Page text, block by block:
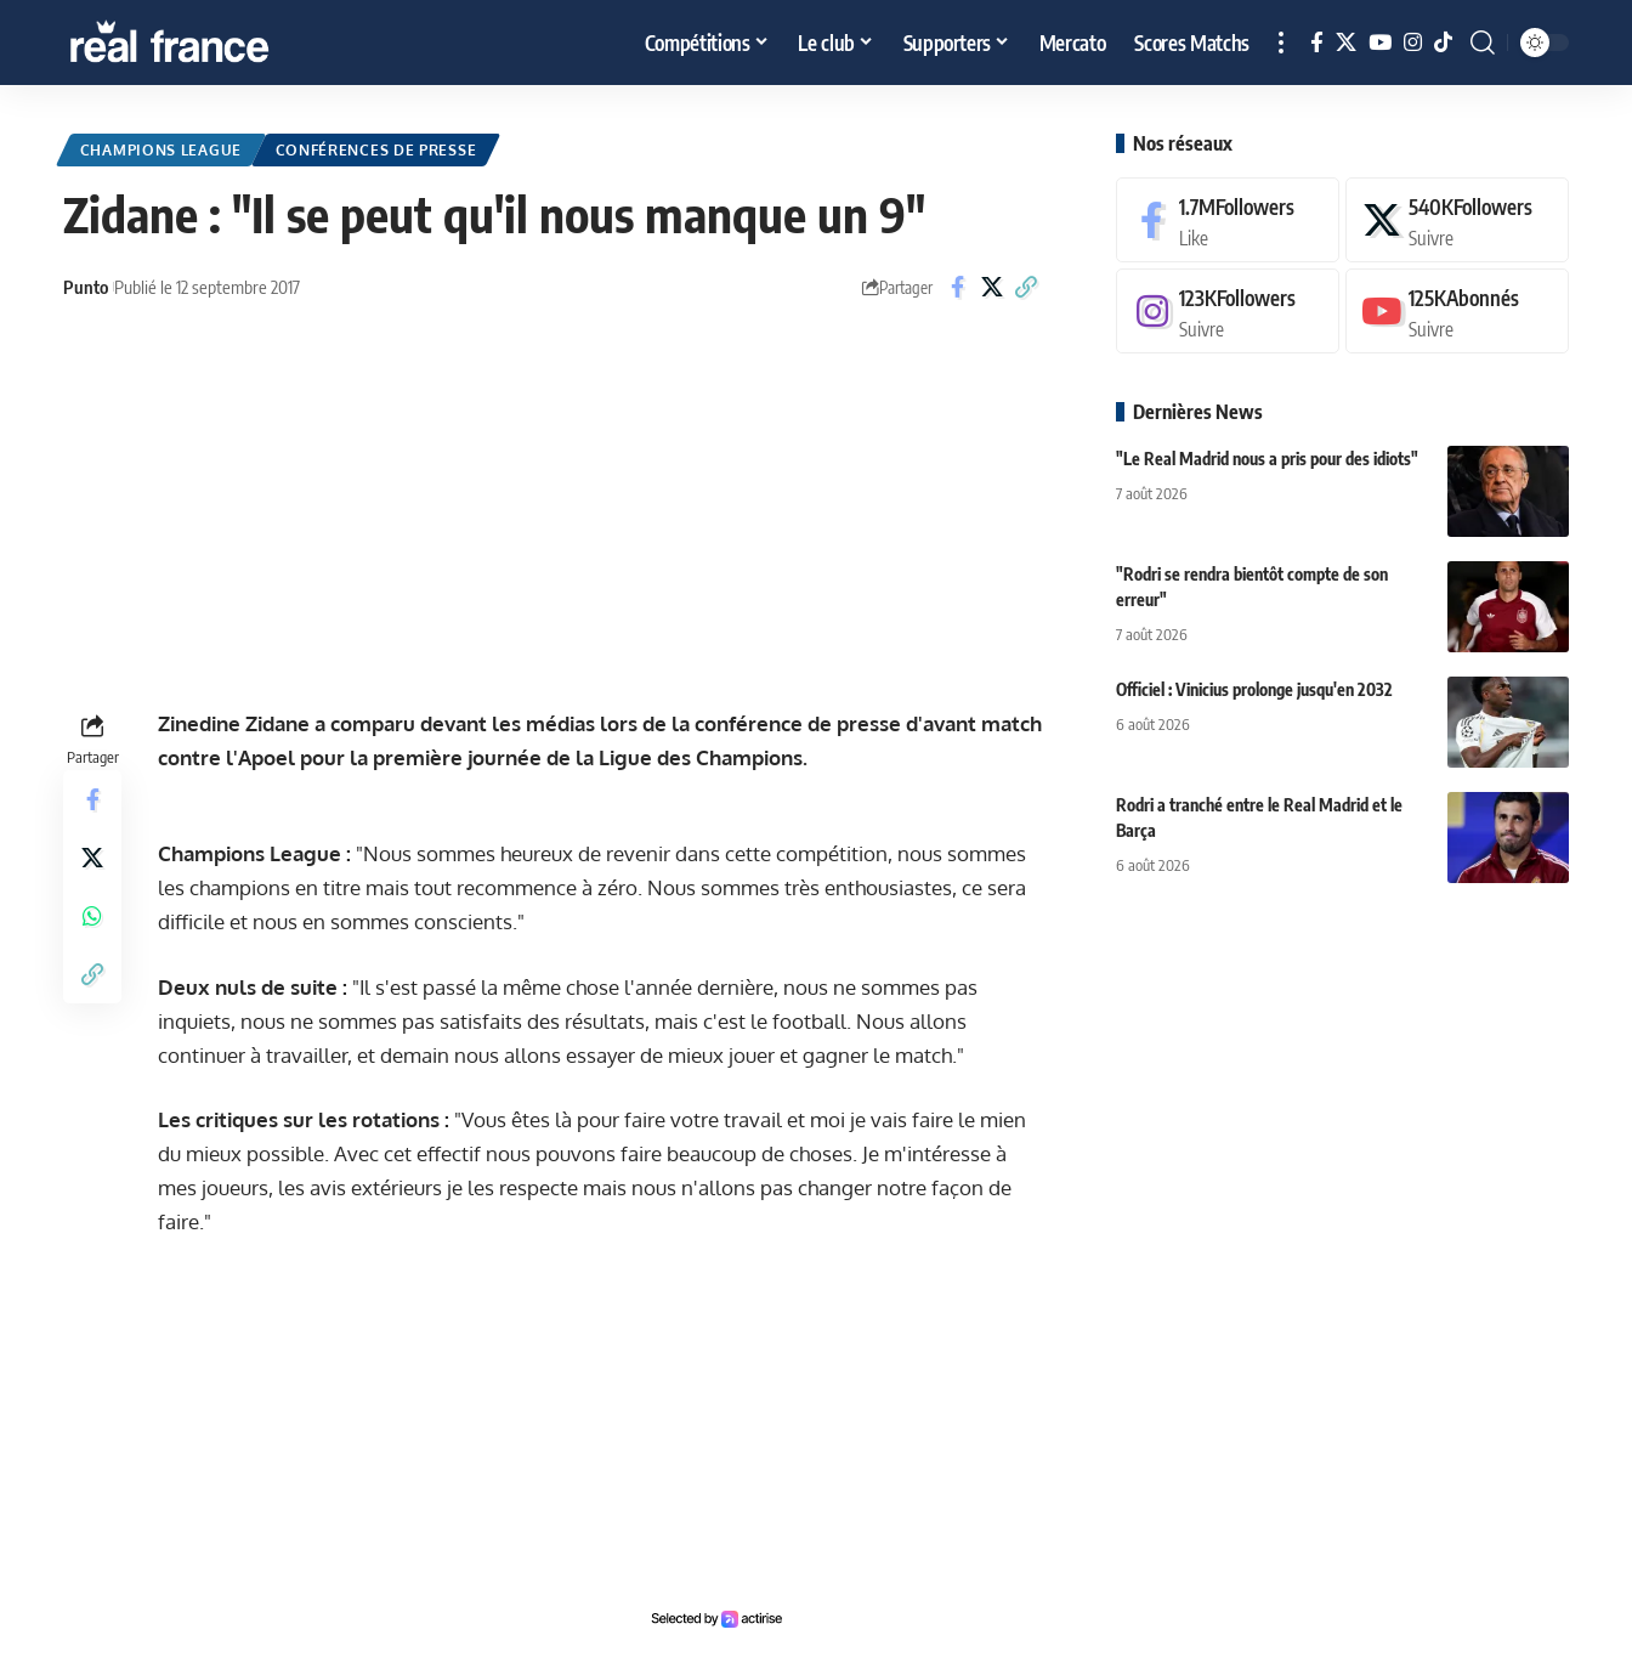
Compétitions Le club Supporters Mercato Scores Matchs
CHAMPIONS LEAGUE CONFÉRENCES DE PRESSE
Zidane : "Il se peut qu'il nous manque un 9"
Punto Publié le 12 septembre 2017 Partager
Partager
Zinedine Zidane a comparu devant les médias lors de la conférence de presse d'avant match
contre l'Apoel pour la première journée de la Ligue des Champions.
Champions League : "Nous sommes heureux de revenir dans cette compétition, nous sommes
les champions en titre mais tout recommence à zéro. Nous sommes très enthousiastes, ce sera
difficile et nous en sommes conscients."
Deux nuls de suite : "Il s'est passé la même chose l'année dernière, nous ne sommes pas
inquiets, nous ne sommes pas satisfaits des résultats, mais c'est le football. Nous allons
continuer à travailler, et demain nous allons essayer de mieux jouer et gagner le match."
Les critiques sur les rotations : "Vous êtes là pour faire votre travail et moi je vais faire le mien
du mieux possible. Avec cet effectif nous pouvons faire beaucoup de choses. Je m'intéresse à
mes joueurs, les avis extérieurs je les respecte mais nous n'allons pas changer notre façon de
faire."
Nos réseaux
1.7MFollowers
Like
540KFollowers
Suivre
123KFollowers
Suivre
125KAbonnés
Suivre
Dernières News
"Le Real Madrid nous a pris pour des idiots"
7 août 2026
"Rodri se rendra bientôt compte de son
erreur"
7 août 2026
Officiel : Vinicius prolonge jusqu'en 2032
6 août 2026
Rodri a tranché entre le Real Madrid et le
Barça
6 août 2026